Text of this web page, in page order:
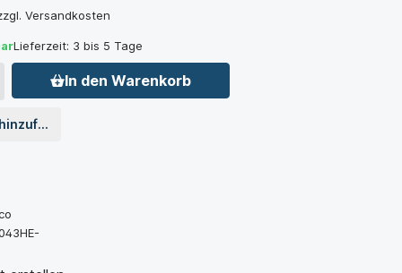
Versandkosten
Lieferzeit: 3 bis 5 Tage
In den Warenkorb